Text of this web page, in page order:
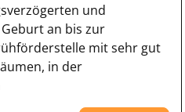
und
an bis zur
mit sehr gut
in der